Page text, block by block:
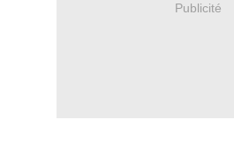
Publicité